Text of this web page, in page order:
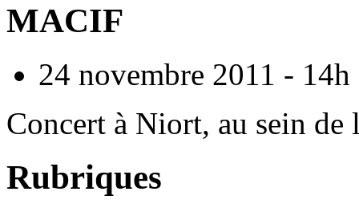
MACIF
24 novembre 2011 -
Concert à Niort, au sein
Rubriques